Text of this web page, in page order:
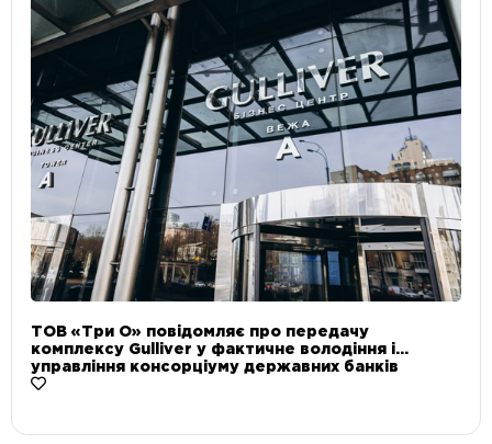
ТОВ «Три О» повідомляє про передачу
комплексу Gulliver у фактичне володіння і
управління консорціуму державних банків